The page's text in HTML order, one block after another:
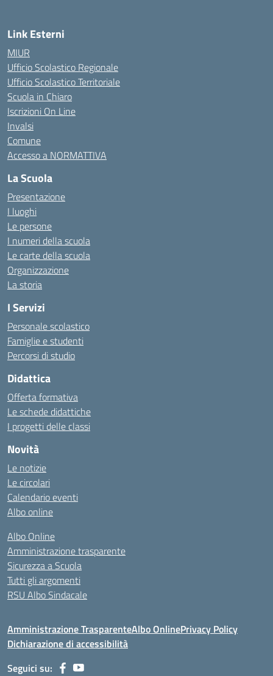
Link Esterni
MIUR
Ufficio Scolastico Regionale
Ufficio Scolastico Territoriale
Scuola in Chiaro
Iscrizioni On Line
Invalsi
Comune
Accesso a NORMATTIVA
La Scuola
Presentazione
I luoghi
Le persone
I numeri della scuola
Le carte della scuola
Organizzazione
La storia
I Servizi
Personale scolastico
Famiglie e studenti
Percorsi di studio
Didattica
Offerta formativa
Le schede didattiche
I progetti delle classi
Novità
Le notizie
Le circolari
Calendario eventi
Albo online
Albo Online
Amministrazione trasparente
Sicurezza a Scuola
Tutti gli argomenti
RSU Albo Sindacale
Amministrazione TrasparenteAlbo OnlinePrivacy Policy
Dichiarazione di accessibilità
Seguici su: